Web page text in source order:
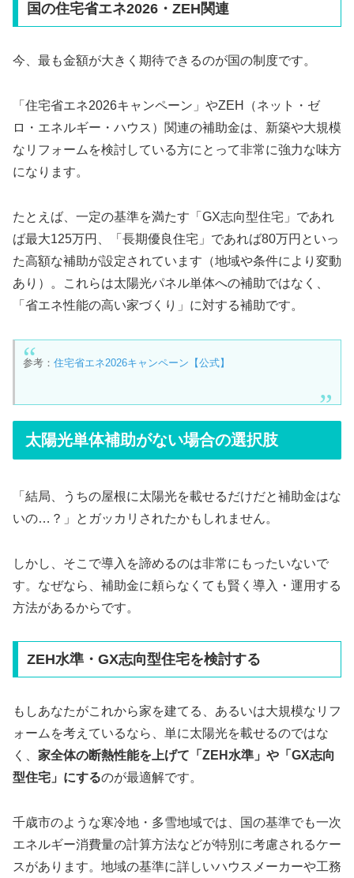
国の住宅省エネ2026・ZEH関連
今、最も金額が大きく期待できるのが国の制度です。
「住宅省エネ2026キャンペーン」やZEH（ネット・ゼ
ロ・エネルギー・ハウス）関連の補助金は、新築や大規模
なリフォームを検討している方にとって非常に強力な味方
になります。
たとえば、一定の基準を満たす「GX志向型住宅」であれ
ば最大125万円、「長期優良住宅」であれば80万円といっ
た高額な補助が設定されています（地域や条件により変動
あり）。これらは太陽光パネル単体への補助ではなく、
「省エネ性能の高い家づくり」に対する補助です。
参考： 住宅省エネ2026キャンペーン【公式】
太陽光単体補助がない場合の選択肢
「結局、うちの屋根に太陽光を載せるだけだと補助金はな
いの…？」とガッカリされたかもしれません。
しかし、そこで導入を諦めるのは非常にもったいないで
す。なぜなら、補助金に頼らなくても賢く導入・運用する
方法があるからです。
ZEH水準・GX志向型住宅を検討する
もしあなたがこれから家を建てる、あるいは大規模なリフ
ォームを考えているなら、単に太陽光を載せるのではな
く、 家全体の断熱性能を上げて「ZEH水準」や「GX志向
型住宅」にするのが最適解です。
千歳市のような寒冷地・多雪地域では、国の基準でも一次
エネルギー消費量の計算方法などが特別に考慮されるケー
スがあります。地域の基準に詳しいハウスメーカーや工務